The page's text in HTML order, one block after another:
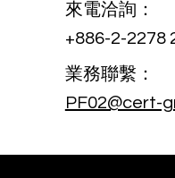
來電洽詢：
+886-2-2278
業務聯繫：
PF02@cert-